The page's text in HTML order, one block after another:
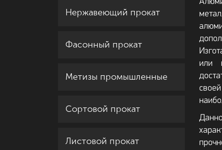
Нержавеющий прокат
Фасонный прокат
Метизы промышленные
Сортовой прокат
Листовой прокат
или